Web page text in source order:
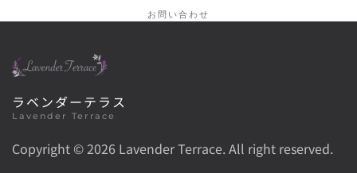
お問い合わせ
ラベンダーテラス
Lavender Terrace
Copyright ©2026 Lavender Terrace. All right reserved.